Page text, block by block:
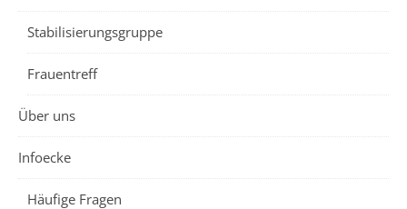
Stabilisierungsgruppe
Frauentreff
Über uns
Infoecke
Häufige Fragen